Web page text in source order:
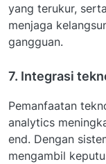
yang terukur,
menjaga
gangguan.
7. Integrasi
Pemanfaatan
analytics
end. Dengan
mengambil